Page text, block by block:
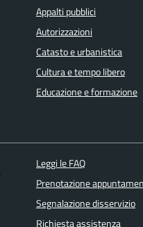
Appalti pubblici
Autorizzazioni
Catasto e urbanistica
Cultura e tempo libero
Educazione e formazione
Leggi le FAQ
Prenotazione
Segnalazione disservizio
Richiesta assistenza